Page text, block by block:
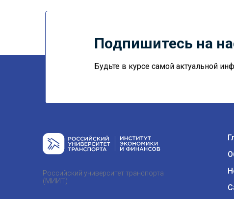
Подпишитесь на
Будьте в курсе самой актуальной
Российский университет транспорта
(МИИТ)